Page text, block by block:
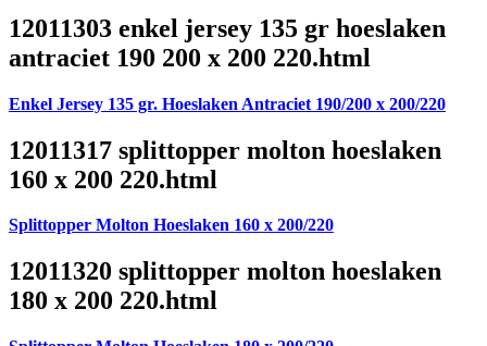
12011303 enkel jersey 135 gr hoeslaken
antraciet 190 200 x 200 220.html
Enkel Jersey 135 gr. Hoeslaken Antraciet 190/200 x 200/220
12011317 splittopper molton hoeslaken
160 x 200 220.html
Splittopper Molton Hoeslaken 160 x 200/220
12011320 splittopper molton hoeslaken
180 x 200 220.html